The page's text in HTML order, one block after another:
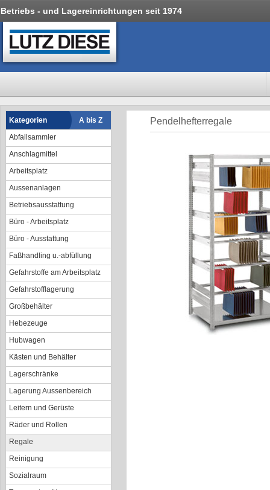
Betriebs - und Lagereinrichtungen seit 1974
Kategorien
A bis Z
Abfallsammler
Anschlagmittel
Arbeitsplatz
Aussenanlagen
Betriebsausstattung
Büro - Arbeitsplatz
Büro - Ausstattung
Faßhandling u.-abfüllung
Gefahrstoffe am Arbeitsplatz
Gefahrstofflagerung
Großbehälter
Hebezeuge
Hubwagen
Kästen und Behälter
Lagerschränke
Lagerung Aussenbereich
Leitern und Gerüste
Räder und Rollen
Regale
Reinigung
Sozialraum
Pendelhefterregale